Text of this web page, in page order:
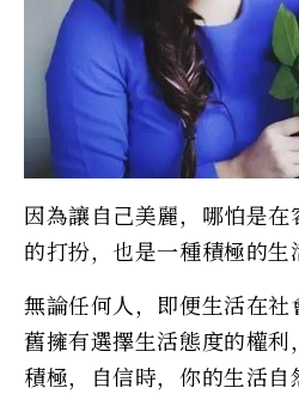
因為讓自己美麗，哪怕是
的打扮，也是一種積極的生
無論任何人，即便生活在
舊擁有選擇生活態度的權利
積極，自信時，你的生活自